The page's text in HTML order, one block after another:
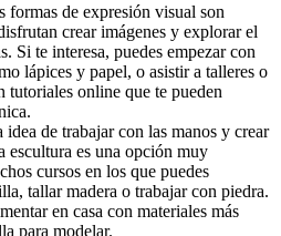
formas de expresión visual son
crear imágenes y explorar el
Si te interesa, puedes empezar con
lápices y papel, o asistir a talleres o
tutoriales online que te pueden
idea de trabajar con las manos y crear
escultura es una opción muy
cursos en los que puedes
tallar madera o trabajar con piedra.
en casa con materiales más
para modelar.